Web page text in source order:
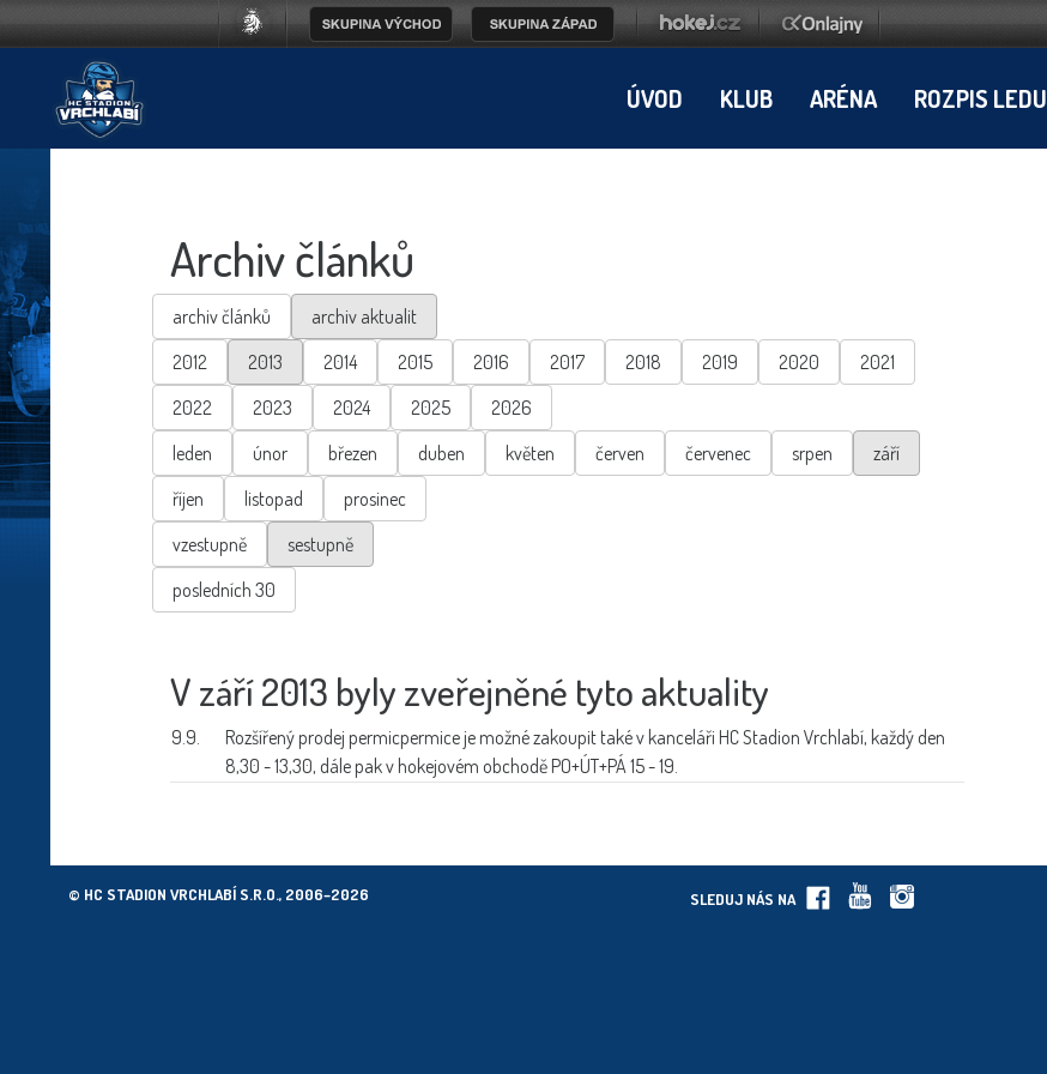
ÚVOD KLUB ARÉNA ROZPIS LEDU
Archiv článků
archiv článků
archiv aktualit
2012
2013 2014 2015 2016 2017 2018 2019 2020
2021
2022
2023 2024 2025
2026
leden
únor březen duben květen červen červenec srpen
září
říjen
listopad
prosinec
vzestupně
sestupně
posledních 30
V září 2013 byly zveřejněné tyto aktuality
9.9. Rozšířený prodej permicpermice je možné zakoupit také v kanceláři HC Stadion Vrchlabí, každý den
8,30 - 13,30, dále pak v hokejovém obchodě PO+ÚT+PÁ 15 - 19.
© HC STADION VRCHLABÍ S.R.O., 2006–2026 SLEDUJ NÁS NA